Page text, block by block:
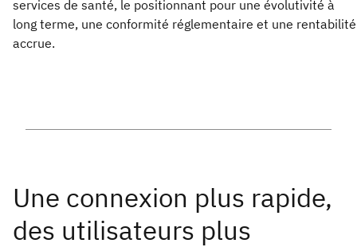
services de santé, le positionnant pour une évolutivité à
long terme, une conformité réglementaire et une rentabilité
accrue.